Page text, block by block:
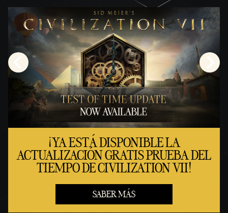
de
Googl
e.
¡YA ESTÁ DISPONIBLE LA
ACTUALIZACIÓN GRATIS PRUEBA DEL
TIEMPO DE CIVILIZATION VII!
SABER MÁS